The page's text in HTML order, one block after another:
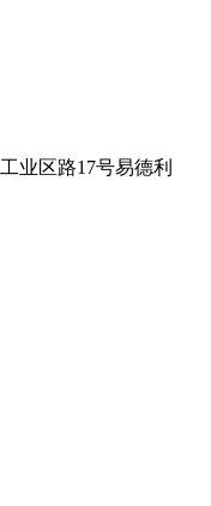
业区路17号易德利